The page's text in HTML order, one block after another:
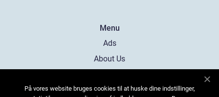
Menu
Ads
About Us
Contact
På vores website bruges cookies til at huske dine indstillinger,